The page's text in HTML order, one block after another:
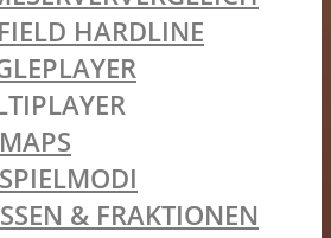
HARDLINE
MAPS
SPIELMODI
& FRAKTIONEN